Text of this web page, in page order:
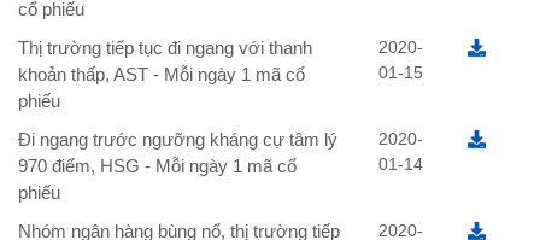
cổ phiếu
Thị trường tiếp tục đi ngang với thanh
khoản thấp, AST - Mỗi ngày 1 mã cổ
phiếu
2020-
01-15
Đi ngang trước ngưỡng kháng cự tâm lý
970 điểm, HSG - Mỗi ngày 1 mã cổ
phiếu
2020-
01-14
Nhóm ngân hàng bùng nổ, thị trường tiếp
2020-